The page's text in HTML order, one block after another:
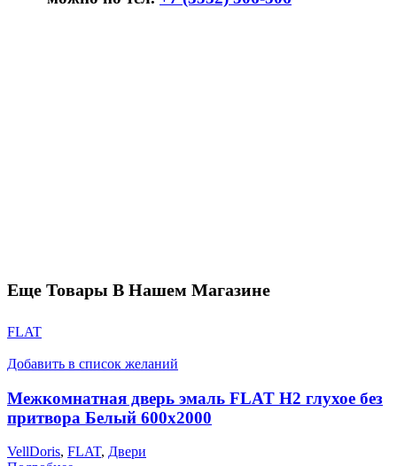
Еще Товары В Нашем Магазине
FLAT
Добавить в список желаний
Межкомнатная дверь эмаль FLAT H2 глухое без
притвора Белый 600х2000
VellDoris, FLAT, Двери